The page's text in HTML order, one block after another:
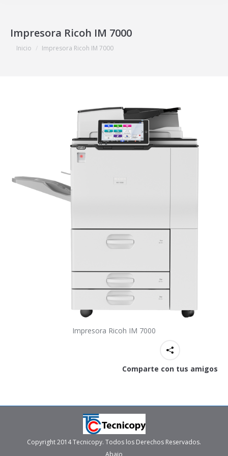
Impresora Ricoh IM 7000
Estás aquí:
Inicio Impresora Ricoh IM 7000
Impresora Ricoh IM 7000
Comparte con tus amigos
Copyright 2014 Tecnicopy. Todos los Derechos Reservados.
Abajo